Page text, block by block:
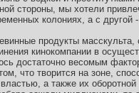
стороны, мы хотели
колониях, а с другой
продукты масскульта,
кинокомпании в
достаточно весомым
что творится на зоне,
а также их